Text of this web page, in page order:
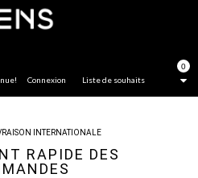
0
Liste de souhaits
Connexion
INTERNATIONALE
RAPIDE DES